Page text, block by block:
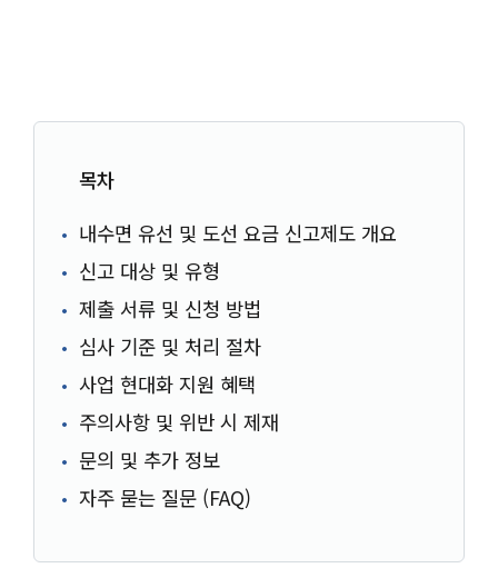
목차
내수면 유선 및 도선 요금 신고제도 개요
신고 대상 및 유형
제출 서류 및 신청 방법
심사 기준 및 처리 절차
사업 현대화 지원 혜택
주의사항 및 위반 시 제재
문의 및 추가 정보
자주 묻는 질문 (FAQ)